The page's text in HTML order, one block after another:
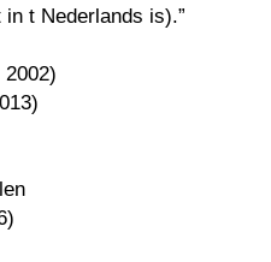
t Nederlands is).”